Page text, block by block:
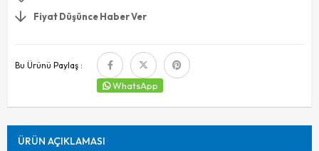
Fiyat Düşünce Haber Ver
Bu Ürünü Paylaş :
WhatsApp
ÜRÜN AÇIKLAMASI